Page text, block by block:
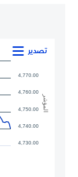
المؤشر
تصدير
4,740.00
4,750.00
4,760.00
4,770.00
4,730.00